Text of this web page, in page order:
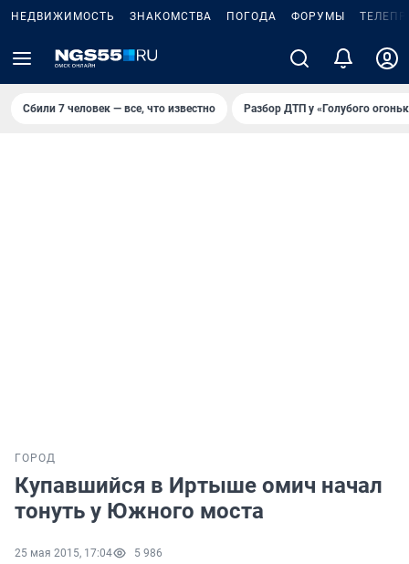
НЕДВИЖИМОСТЬ ЗНАКОМСТВА ПОГОДА ФОРУМЫ
Сбили 7 человек — все, что известно Разбор ДТП у «Голубого
ГОРОД
Купавшийся в Иртыше омич начал
тонуть у Южного моста
25 мая 2015, 17:04 5 986